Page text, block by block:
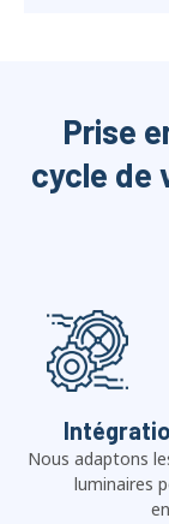
Prise
cycle de
Nous adaptons
luminaires